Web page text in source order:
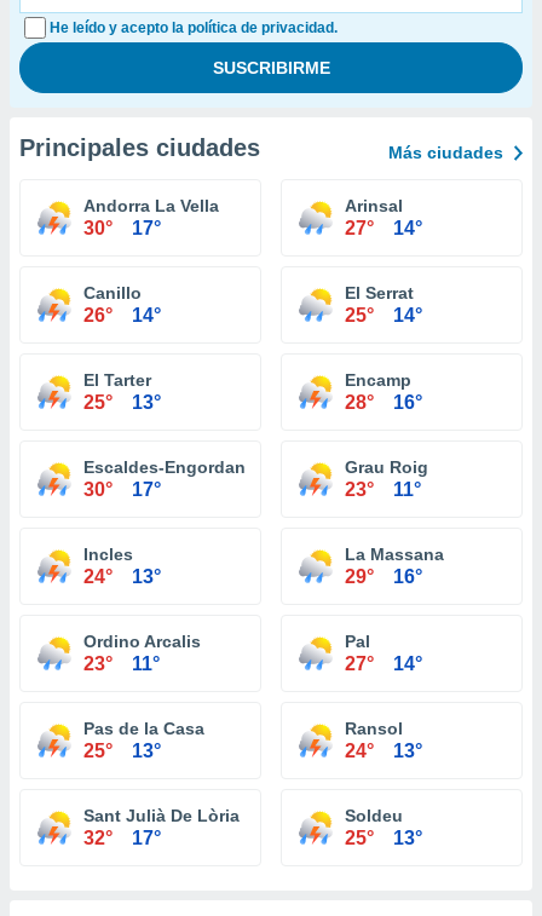
He leído y acepto la política de privacidad.
Principales ciudades Más ciudades
Andorra La Vella
30° 17°
Arinsal
27° 14°
Canillo
26° 14°
El Serrat
25° 14°
El Tarter
25° 13°
Encamp
28° 16°
Escaldes-Engordany
30° 17°
Grau Roig
23° 11°
Incles
24° 13°
La Massana
29° 16°
Ordino Arcalis
23° 11°
Pal
27° 14°
Pas de la Casa
25° 13°
Ransol
24° 13°
Sant Julià De Lòria
32° 17°
Soldeu
25° 13°